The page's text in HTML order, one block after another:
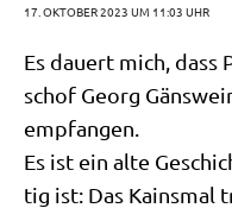
17. OKTOBER 2023 UM 11:03 UHR
Es dau­ert mich,
schof Georg
empfangen.
Es ist ein alte
tig ist: Das Kains­mal